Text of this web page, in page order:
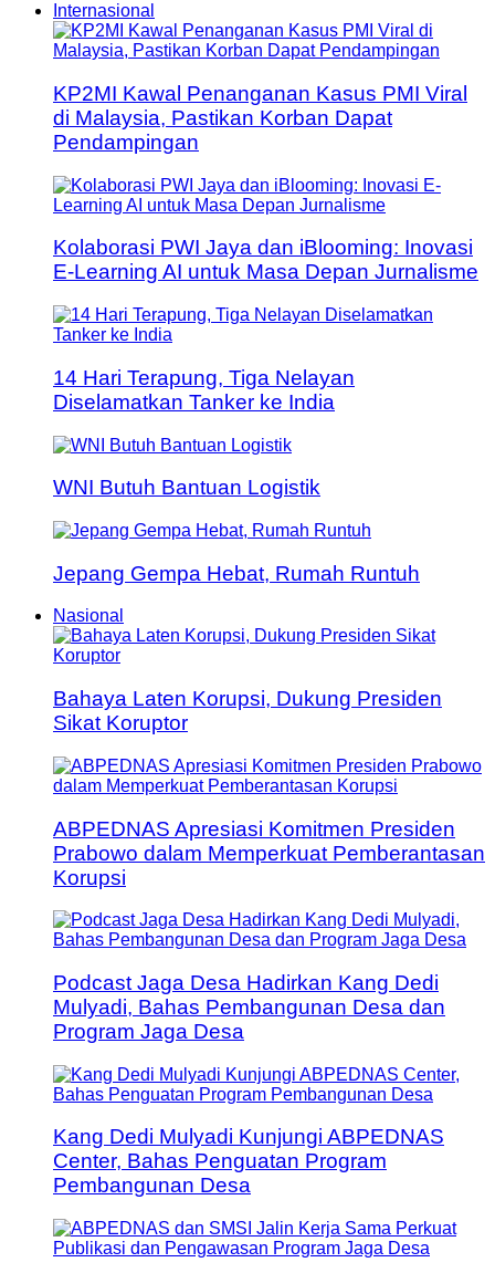
Internasional
KP2MI Kawal Penanganan Kasus PMI Viral
di Malaysia, Pastikan Korban Dapat
Pendampingan
Kolaborasi PWI Jaya dan iBlooming: Inovasi
E-Learning AI untuk Masa Depan Jurnalisme
14 Hari Terapung, Tiga Nelayan
Diselamatkan Tanker ke India
WNI Butuh Bantuan Logistik
Jepang Gempa Hebat, Rumah Runtuh
Nasional
Bahaya Laten Korupsi, Dukung Presiden
Sikat Koruptor
ABPEDNAS Apresiasi Komitmen Presiden
Prabowo dalam Memperkuat Pemberantasan
Korupsi
Podcast Jaga Desa Hadirkan Kang Dedi
Mulyadi, Bahas Pembangunan Desa dan
Program Jaga Desa
Kang Dedi Mulyadi Kunjungi ABPEDNAS
Center, Bahas Penguatan Program
Pembangunan Desa